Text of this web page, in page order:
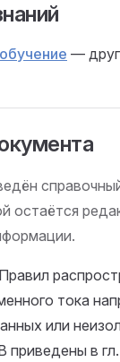
—
остаётся
тока
или
приведены в